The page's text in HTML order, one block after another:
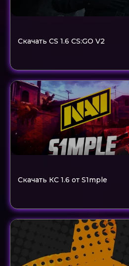
Скачать CS 1.6 CS:GO V2
Скачать КС 1.6 от S1mple